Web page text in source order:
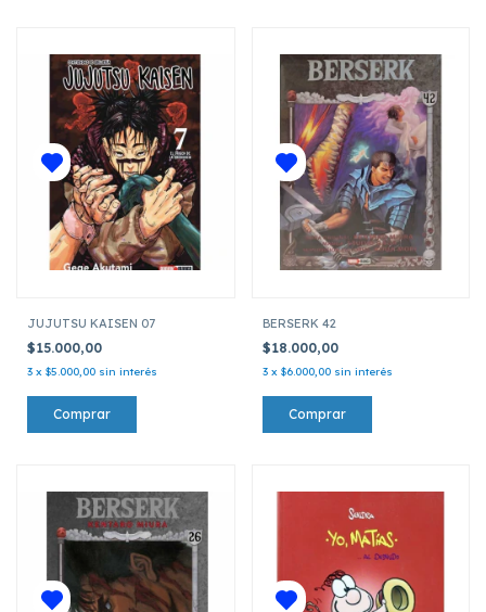
JUJUTSU KAISEN 07
$15.000,00
3 x $5.000,00 sin interés
BERSERK 42
$18.000,00
3 x $6.000,00 sin interés